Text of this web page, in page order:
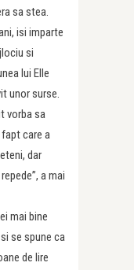
sa stea.
isi imparte
si
lui Elle
unor surse.
vorba sa
care a
dar
a mai
mai bine
se spune ca
de lire